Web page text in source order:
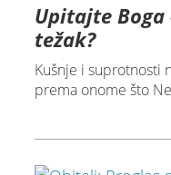
Upitajte
težak?
Kušnje i suprotnosti
prema onome što